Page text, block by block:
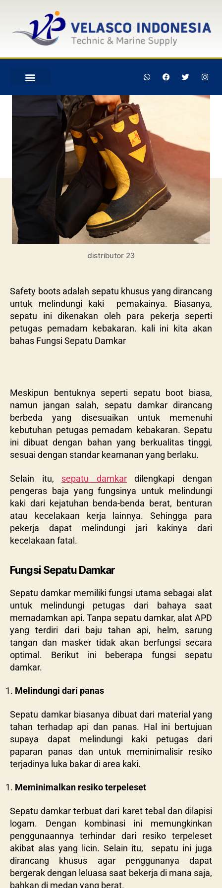
distributor 23
Safety boots adalah sepatu khusus yang dirancang
untuk melindungi kaki pemakainya. Biasanya,
sepatu ini dikenakan oleh para pekerja seperti
petugas pemadam kebakaran. kali ini kita akan
bahas Fungsi Sepatu Damkar
Meskipun bentuknya seperti sepatu boot biasa,
namun jangan salah, sepatu damkar dirancang
berbeda yang disesuaikan untuk memenuhi
kebutuhan petugas pemadam kebakaran. Sepatu
ini dibuat dengan bahan yang berkualitas tinggi,
sesuai dengan standar keamanan yang berlaku.
Selain itu, sepatu damkardilengkapi dengan
pengeras baja yang fungsinya untuk melindungi
kaki dari kejatuhan benda-benda berat, benturan
atau kecelakaan kerja lainnya. Sehingga para
pekerja dapat melindungi jari kakinya dari
kecelakaan fatal.
Fungsi Sepatu Damkar
Sepatu damkar memiliki fungsi utama sebagai alat
untuk melindungi petugas dari bahaya saat
memadamkan api. Tanpa sepatu damkar, alat APD
yang terdiri dari baju tahan api, helm, sarung
tangan dan masker tidak akan berfungsi secara
optimal. Berikut ini beberapa fungsi sepatu
damkar.
Melindungi dari panas
Sepatu damkar biasanya dibuat dari material yang
tahan terhadap api dan panas. Hal ini bertujuan
supaya dapat melindungi kaki petugas dari
paparan panas dan untuk meminimalisir resiko
terjadinya luka bakar di area kaki.
Meminimalkan resiko terpeleset
Sepatu damkar terbuat dari karet tebal dan dilapisi
logam. Dengan kombinasi ini memungkinkan
penggunaannya terhindar dari resiko terpeleset
akibat alas yang licin. Selain itu, sepatu ini juga
dirancang khusus agar penggunanya dapat
bergerak dengan leluasa saat bekerja di mana saja,
bahkan di medan yang berat.